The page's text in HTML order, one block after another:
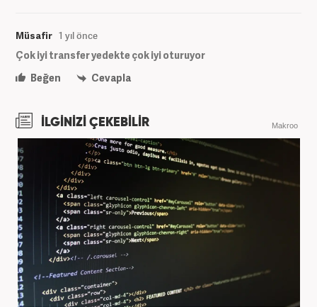
Müsafir 1 yıl önce
Çok iyi transfer yedekte çok iyi oturuyor
Beğen
Cevapla
İLGİNİZİ ÇEKEBİLİR Makroo